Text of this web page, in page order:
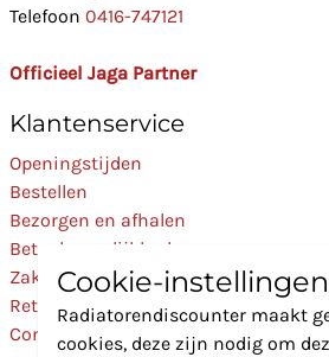
Telefoon 0416-747121
Officieel Jaga Partner
Klantenservice
Openingstijden
Bestellen
Bezorgen en afhalen
Betaalmogelijkheden
Zakelijk
Retourneren
Contact
Cookie-instellingen
Radiatorendiscounter maakt
cookies, deze zijn nodig om